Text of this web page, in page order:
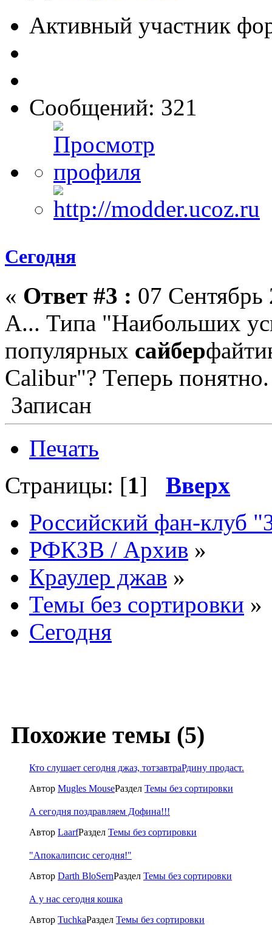
Активный участник
Сообщений: 321
Сегодня
« Ответ #3 : 07
А... Типа "Наибольших
популярных сайбер
Calibur"? Теперь понятно.
Записан
Печать
Страницы: [1] Вверх
Российский фан-клуб
РФКЗВ / Архив »
Краулер джав »
Темы без сортировки »
Сегодня
Похожие темы (5)
Кто слушает сегодня джаз, тотзавтраРдину продаст.
Автор Mugles MouseРаздел Темы без сортировки
А сегодня поздравляем Дофина!!!
Автор LaarfРаздел Темы без сортировки
"Апокалипсис сегодня!"
Автор Darth BloSernРаздел Темы без сортировки
А у нас сегодня кошка
Автор TuchkaРаздел Темы без сортировки